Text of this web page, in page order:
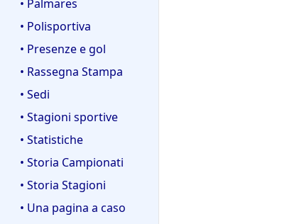
• Palmares
• Polisportiva
• Presenze e gol
• Rassegna Stampa
• Sedi
• Stagioni sportive
• Statistiche
• Storia Campionati
• Storia Stagioni
• Una pagina a caso